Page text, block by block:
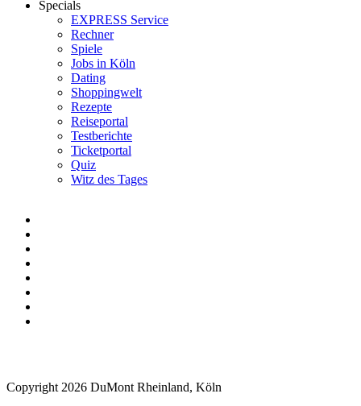
Specials
EXPRESS Service
Rechner
Spiele
Jobs in Köln
Dating
Shoppingwelt
Rezepte
Reiseportal
Testberichte
Ticketportal
Quiz
Witz des Tages
Copyright 2026 DuMont Rheinland, Köln